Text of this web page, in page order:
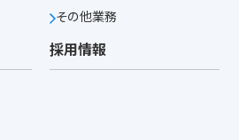
その他業務
採用情報